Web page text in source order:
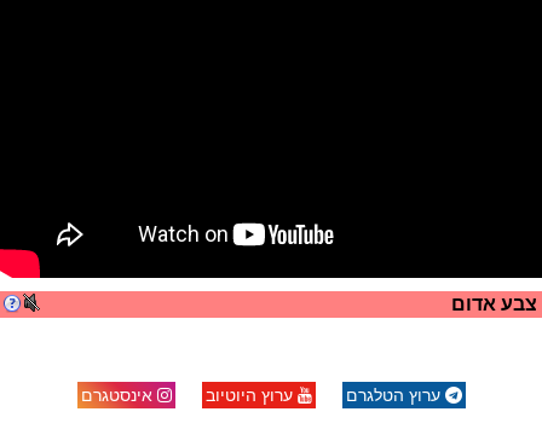
צבע אדום
ערוץ הטלגרם ערוץ היוטיוב אינסטגרם